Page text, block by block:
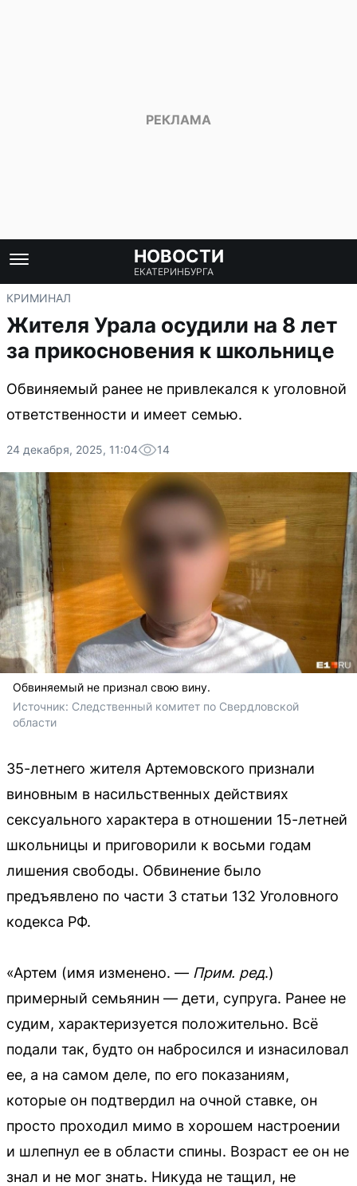
НОВОСТИ
ЕКАТЕРИНБУРГА
КРИМИНАЛ
Жителя Урала осудили на 8 лет
за прикосновения к школьнице
Обвиняемый ранее не привлекался к уголовной
ответственности и имеет семью.
24 декабря, 2025, 11:04 14
Обвиняемый не признал свою вину.
Источник: Следственный комитет по Свердловской
области
35-летнего жителя Артемовского признали
виновным в насильственных действиях
сексуального характера в отношении 15-летней
школьницы и приговорили к восьми годам
лишения свободы. Обвинение было
предъявлено по части 3 статьи 132 Уголовного
кодекса РФ.
«Артем (имя изменено. — Прим. ред.)
примерный семьянин — дети, супруга. Ранее не
судим, характеризуется положительно. Всё
подали так, будто он набросился и изнасиловал
ее, а на самом деле, по его показаниям,
которые он подтвердил на очной ставке, он
просто проходил мимо в хорошем настроении
и шлепнул ее в области спины. Возраст ее он не
знал и не мог знать. Никуда не тащил, не